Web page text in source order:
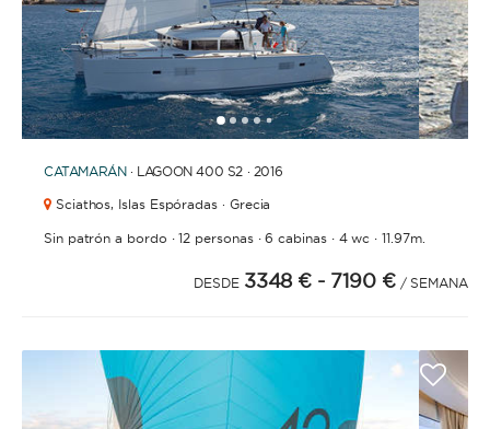
12345 678910111213141516
CATAMARÁN · LAGOON 400 S2 · 2016
Sciathos, Islas Espóradas · Grecia
Sin patrón a bordo ·12 personas·6 cabinas· 4 wc ·11.97m.
DESDE 3348 € - 7190 € / SEMANA